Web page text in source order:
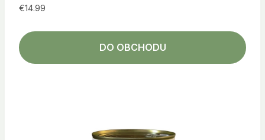
€14.99
DO OBCHODU